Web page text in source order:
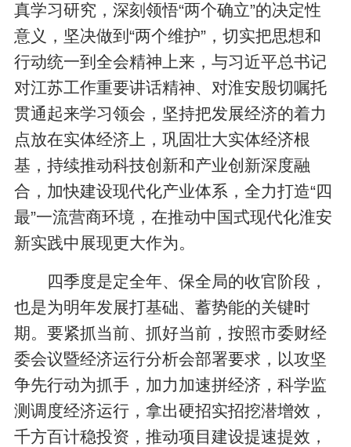
真学习研究，深刻领悟“两个确立”的决定性
意义，坚决做到“两个维护”，切实把思想和
行动统一到全会精神上来，与习近平总书记
对江苏工作重要讲话精神、对淮安殷切嘱托
贯通起来学习领会，坚持把发展经济的着力
点放在实体经济上，巩固壮大实体经济根
基，持续推动科技创新和产业创新深度融
合，加快建设现代化产业体系，全力打造“四
最”一流营商环境，在推动中国式现代化淮安
新实践中展现更大作为。
四季度是定全年、保全局的收官阶段，
也是为明年发展打基础、蓄势能的关键时
期。要紧抓当前、抓好当前，按照市委财经
委会议暨经济运行分析会部署要求，以攻坚
争先行动为抓手，加力加速拼经济，科学监
测调度经济运行，拿出硬招实招挖潜增效，
千方百计稳投资，推动项目建设提速提效，